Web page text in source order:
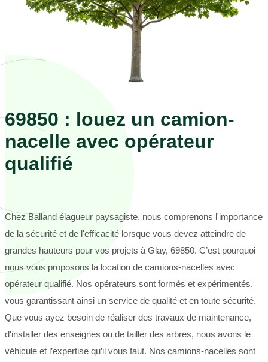
69850 : louez un camion-
nacelle avec opérateur
qualifié
Chez Balland élagueur paysagiste, nous comprenons l'importance
de la sécurité et de l'efficacité lorsque vous devez atteindre de
grandes hauteurs pour vos projets à Glay, 69850. C’est pourquoi
nous vous proposons la location de camions-nacelles avec
opérateur qualifié. Nos opérateurs sont formés et expérimentés,
vous garantissant ainsi un service de qualité et en toute sécurité.
Que vous ayez besoin de réaliser des travaux de maintenance,
d'installer des enseignes ou de tailler des arbres, nous avons le
véhicule et l’expertise qu’il vous faut. Nos camions-nacelles sont